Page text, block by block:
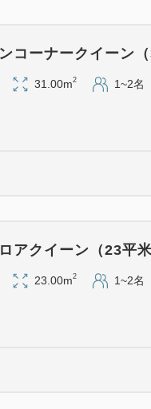
コーナークイーン
31.00m2 1~2名
アクイーン（23平
23.00m2 1~2名